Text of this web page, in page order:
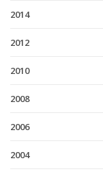
2014
2012
2010
2008
2006
2004